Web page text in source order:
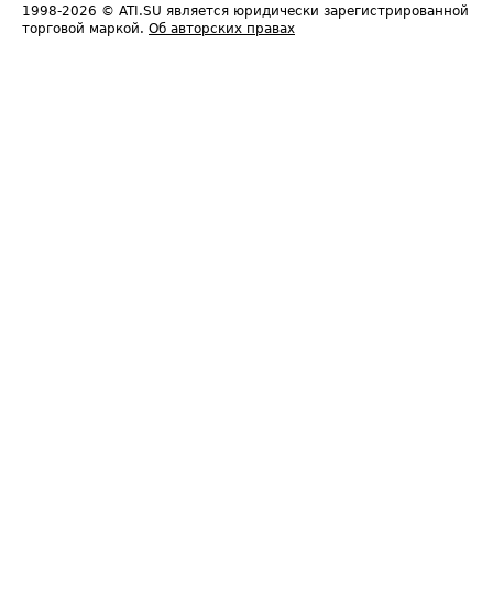
1998-2026 © ATI.SU является юридически зарегистрированной
торговой маркой. Об авторских правах